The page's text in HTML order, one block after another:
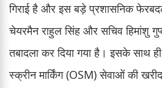
गिराई है और इस बड़े प्रशासनिक
चेयरमैन राहुल सिंह और सचिव हिमांशु
तबादला कर दिया गया है। इसके साथ
स्क्रीन मार्किंग (OSM) सेवाओं की